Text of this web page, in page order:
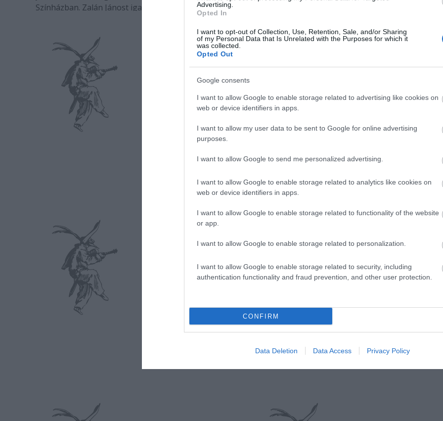
Advertising.
Opted In
I want to opt-out of Collection, Use, Retention, Sale, and/or Sharing
of my Personal Data that Is Unrelated with the Purposes for which it
was collected.
Opted Out
Google consents
I want to allow Google to enable storage related to advertising like cookies on
web or device identifiers in apps.
I want to allow my user data to be sent to Google for online advertising
purposes.
I want to allow Google to send me personalized advertising.
I want to allow Google to enable storage related to analytics like cookies on
web or device identifiers in apps.
I want to allow Google to enable storage related to functionality of the website
or app.
I want to allow Google to enable storage related to personalization.
I want to allow Google to enable storage related to security, including
authentication functionality and fraud prevention, and other user protection.
CONFIRM
Data Deletion Data Access Privacy Policy
Színházban. Zalán Jánost igazgatót és Tóth Cecília
sorozata következő, Áradás című estjén október